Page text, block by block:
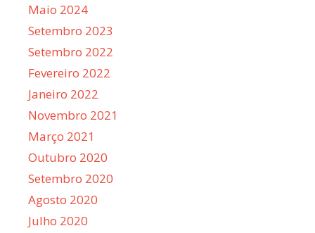
Maio 2024
Setembro 2023
Setembro 2022
Fevereiro 2022
Janeiro 2022
Novembro 2021
Março 2021
Outubro 2020
Setembro 2020
Agosto 2020
Julho 2020